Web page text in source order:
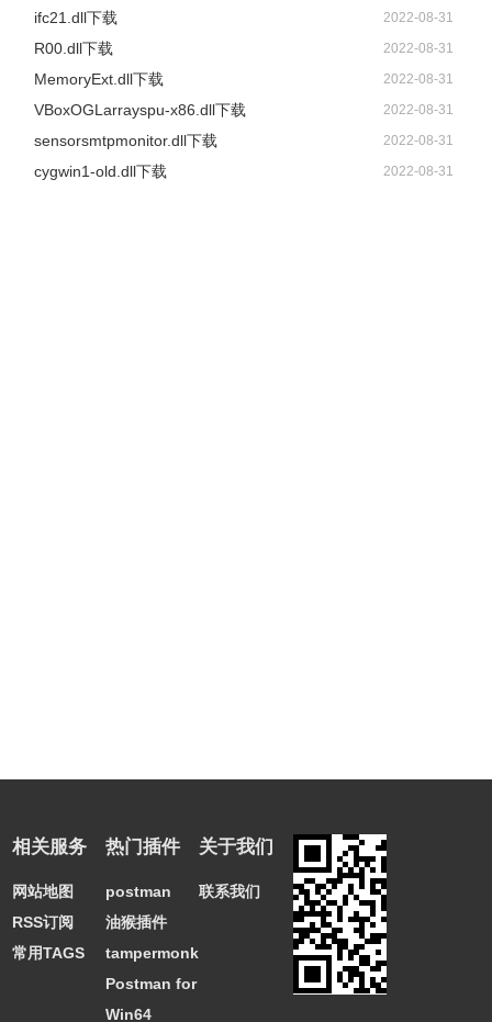
ifc21.dll下载 2022-08-31
R00.dll下载 2022-08-31
MemoryExt.dll下载 2022-08-31
VBoxOGLarrayspu-x86.dll下载 2022-08-31
sensorsmtpmonitor.dll下载 2022-08-31
cygwin1-old.dll下载 2022-08-31
相关服务
网站地图
RSS订阅
常用TAGS
热门插件
postman
油猴插件
tampermonkey
Postman for
Win64
关于我们
联系我们